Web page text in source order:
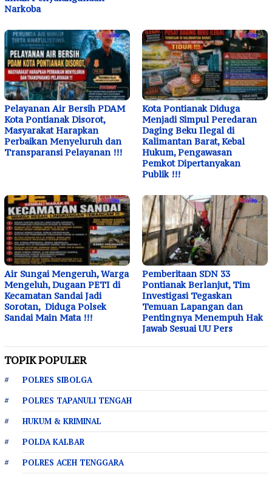
Narkoba
Pelayanan Air Bersih PDAM
Kota Pontianak Disorot,
Masyarakat Harapkan
Perbaikan Menyeluruh dan
Transparansi Pelayanan !!!
Kota Pontianak Diduga
Menjadi Simpul Peredaran
Daging Beku Ilegal di
Kalimantan Barat, Kebal
Hukum, Pengawasan
Pemkot Dipertanyakan
Publik !!!
Air Sungai Mengeruh, Warga
Mengeluh, Dugaan PETI di
Kecamatan Sandai Jadi
Sorotan, Diduga Polsek
Sandai Main Mata !!!
Pemberitaan SDN 33
Pontianak Berlanjut, Tim
Investigasi Tegaskan
Temuan Lapangan dan
Pentingnya Menempuh Hak
Jawab Sesuai UU Pers
TOPIK POPULER
POLRES SIBOLGA
POLRES TAPANULI TENGAH
HUKUM & KRIMINAL
POLDA KALBAR
POLRES ACEH TENGGARA